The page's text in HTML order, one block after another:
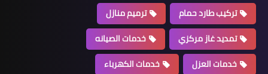
تركيب طارد حمام
ترميم منازل
تمديد غاز مركزي
خدمات الصيانه
خدمات العزل
خدمات الكهرباء